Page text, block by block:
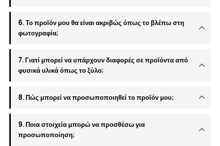
6. Το προϊόν μου θα είναι ακριβώς όπως το βλέπω στη
φωτογραφία;
7. Γιατί μπορεί να υπάρχουν διαφορές σε προϊόντα από
φυσικά υλικά όπως το ξύλο;
8. Πώς μπορεί να προσωποποιηθεί το προϊόν μου;
9. Ποια στοιχεία μπορώ να προσθέσω για
προσωποποίηση;